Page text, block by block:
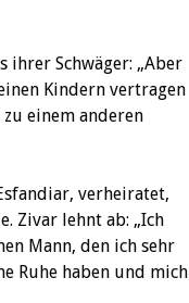
ihrer Schwäger: „Aber
Kindern vertragen
einem anderen
verheiratet,
Zivar lehnt ab: „Ich
Mann, den ich sehr
Ruhe haben und mich